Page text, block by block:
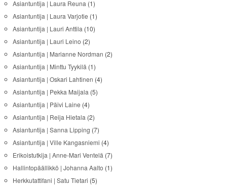
Asiantuntija | Laura Reuna (1)
Asiantuntija | Laura Varjotie (1)
Asiantuntija | Lauri Anttila (10)
Asiantuntija | Lauri Leino (2)
Asiantuntija | Marianne Nordman (2)
Asiantuntija | Minttu Tyykilä (1)
Asiantuntija | Oskari Lahtinen (4)
Asiantuntija | Pekka Maijala (5)
Asiantuntija | Päivi Laine (4)
Asiantuntija | Reija Hietala (2)
Asiantuntija | Sanna Lipping (7)
Asiantuntija | Ville Kangasniemi (4)
Erikoistutkija | Anne-Mari Ventelä (7)
Hallintopäällikkö | Johanna Aalto (1)
Herkkutattifani | Satu Tietari (5)